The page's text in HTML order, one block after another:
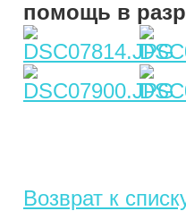
помощь в
Возврат к